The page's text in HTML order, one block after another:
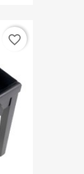
favorite_border